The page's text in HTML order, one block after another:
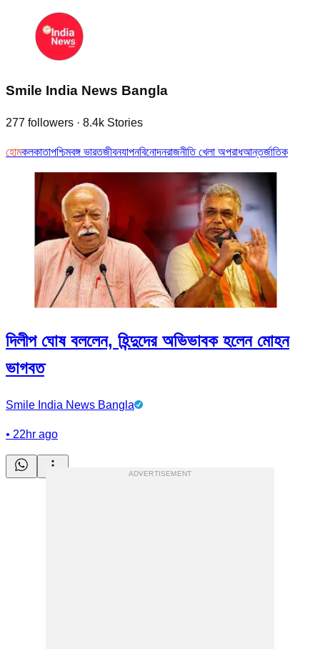
Smile India News Bangla
277 followers · 8.4k Stories
হোমকলকাতাপশ্চিমবঙ্গ ভারতজীবনযাপনবিনোদনরাজনীতিখেলা অপরাধআন্তর্জাতিক
দিলীপ ঘোষ বললেন, হিন্দুদের অভিভাবক হলেন মোহন
ভাগবত
Smile India News Bangla
• 22hr ago
ADVERTISEMENT